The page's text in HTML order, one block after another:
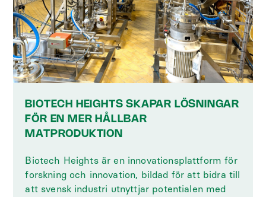
BIOTECH HEIGHTS SKAPAR LÖSNINGAR
FÖR EN MER HÅLLBAR
MATPRODUKTION
Biotech Heights är en innovationsplattform för
forskning och innovation, bildad för att bidra till
att svensk industri utnyttjar potentialen med